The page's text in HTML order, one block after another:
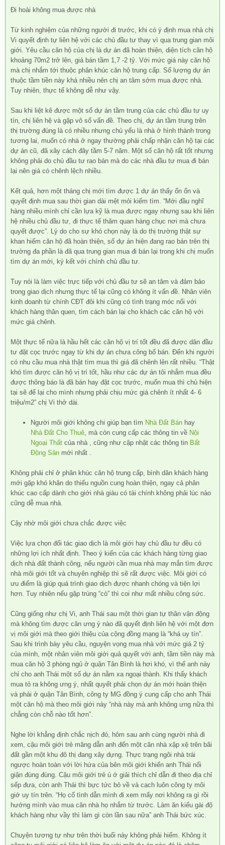
Đi hoài không mua được nhà
Từ kinh nghiệm của những người đi trước, khi có ý định mua nhà chị
Vi quyết định tự liên hệ với các chủ đầu tư thay vì qua trung gian môi
giới. Yêu cầu căn hộ của chị là dự án đã hoàn thiện, diện tích căn hộ
khoảng 70m2 trở lên, giá bán tầm 1,7 -2 tỷ. Với mức giá này căn hộ
mà chị nhắm tới thuộc phân khúc căn hộ trung cấp. Số lượng dự án
thuộc tầm tiền này khá nhiều nên chị an tâm sớm mua được nhà.
Tuy nhiên, thực tế không dễ như vậy.
Sau khi liệt kê được một số dự án tầm trung của các chủ đầu tư uy
tín, chị liên hệ và gặp vô số vấn đề. Theo chị, dự án tầm trung trên
thị trường đúng là có nhiều nhưng chủ yếu là nhà ở hình thành trong
tương lai, muốn có nhà ở ngay thường phải chấp nhận căn hộ tại các
dự án cũ, đã xây cách đây tầm 5-7 năm. Một số căn hộ rất tốt nhưng
không phải do chủ đầu tư rao bán mà do các nhà đầu tư mua đi bán
lại nên giá có chênh lệch nhiều.
Kết quả, hơn một tháng chị mới tìm được 1 dự án thấy ổn ổn và
quyết định mua sau thời gian dài mệt mỏi kiếm tìm. “Mới đầu nghĩ
hàng nhiều mình chỉ cần lựa kỹ là mua được ngay nhưng sau khi liên
hệ nhiều chủ đầu tư, đi thực tế thăm quan hàng chục nơi mà chưa
quyết được”. Lý do cho sự khó chọn này là do thị trường thật sự
khan hiếm căn hộ đã hoàn thiện, số dự án hiện đang rao bán trên thị
trường đa phần là đã qua trung gian mua đi bán lại trong khi chị muốn
tìm dự án mới, ký kết với chính chủ đầu tư.
Tuy nói là làm việc trực tiếp với chủ đầu tư sẽ an tâm và đảm bảo
trong giao dịch nhưng thực tế lại cũng có không ít vấn đề. Nhân viên
kinh doanh từ chính CĐT đôi khi cũng có tình trạng móc nối với
khách hàng thân quen, tìm cách bán lại cho khách các căn hộ với
mức giá chênh.
Một thực tế nữa là hầu hết các căn hộ vị trí tốt đều đã được dân đầu
tư đặt cọc trước ngay từ khi dự án chưa công bố bán. Đến khi người
có nhu cầu mua nhà thật tìm mua thì giá đã chênh lên rất nhiều. “Thật
khó tìm được căn hộ vị trí tốt, hầu như các dự án tôi nhắm mua đều
được thông báo là đã bán hay đặt cọc trước, muốn mua thì chủ hiện
tại sẽ để lại cho mình nhưng phải chịu mức giá chênh ít nhất 4- 6
triệu/m2” chị Vi thở dài.
Người môi giới không chi giúp bạn tìm Nhà Đất Bán hay
Nhà Đất Cho Thuê, mà còn cung cấp các thông tin về Nội
Ngoại Thất của nhà , cũng như cập nhật các thông tin Bất
Động Sản mới nhất .
Không phải chỉ ở phân khúc căn hộ trung cấp, bình dân khách hàng
mới gặp khó khăn do thiếu nguồn cung hoàn thiện, ngay cả phân
khúc cao cấp dành cho giới nhà giàu có tài chính không phải lúc nào
cũng dễ mua nhà.
Cậy nhờ môi giới chưa chắc được việc
Việc lựa chọn đối tác giao dịch là môi giới hay chủ đầu tư đều có
những lợi ích nhất định. Theo ý kiến của các khách hàng từng giao
dịch nhà đất thành công, nếu người cần mua nhà may mắn tìm được
nhà môi giới tốt và chuyên nghiệp thì sẽ rất được việc. Môi giới có
ưu điểm là giúp quá trình giao dịch được nhanh chóng và tiện lợi
hơn. Tuy nhiên nếu gặp trúng “cò” thì coi như mất nhiều công sức.
Cũng giống như chị Vi, anh Thái sau một thời gian tự thân vận động
mà không tìm được căn ưng ý nào đã quyết định liên hệ với một đơn
vị môi giới mà theo giới thiệu của cộng đồng mạng là “khá uy tín”.
Sau khi trình bày yêu cầu, nguyện vọng mua nhà với mức giá 2 tỷ
của mình, một nhân viên môi giới quả quyết với anh, tầm tiền này mà
mua căn hộ 3 phòng ngủ ở quận Tân Bình là hơi khó, vì thế anh này
chỉ cho anh Thái một số dự án nằm xa ngoại thành. Khi thấy khách
mua tỏ ra không ưng ý, nhất quyết phải chọn dự án mới hoàn thiện
và phải ở quận Tân Bình, công ty MG đồng ý cung cấp cho anh Thái
một căn hộ mà theo môi giới này “nhà này mà anh không ưng nữa thì
chẳng còn chỗ nào tốt hơn”.
Nghe lời khẳng định chắc nịch đó, hôm sau anh cùng người nhà đi
xem, cậu môi giới trẻ măng dẫn anh đến một căn nhà xập xệ trên bãi
đất gần một khu đô thị đang xây dựng. Thực trạng ngôi nhà trái
ngược hoàn toàn với lời hứa của bên môi giới khiến anh Thái nổi
giận đùng đùng. Cậu môi giới trẻ ú ớ giải thích chỉ dẫn đi theo địa chỉ
sếp đưa, còn anh Thái thì bực tức bỏ về và cạch luôn công ty môi
giớ uy tín trên. “Họ cố tình dẫn mình đi xem mấy nơi không ra gì rồi
hướng mình vào mua căn nhà họ nhắm từ trước. Làm ăn kiểu gài độ
khách hàng như vầy thì làm gì còn lần sau nữa” anh Thái bức xúc.
Chuyện tương tự như trên thời buổi này không phải hiếm. Không ít